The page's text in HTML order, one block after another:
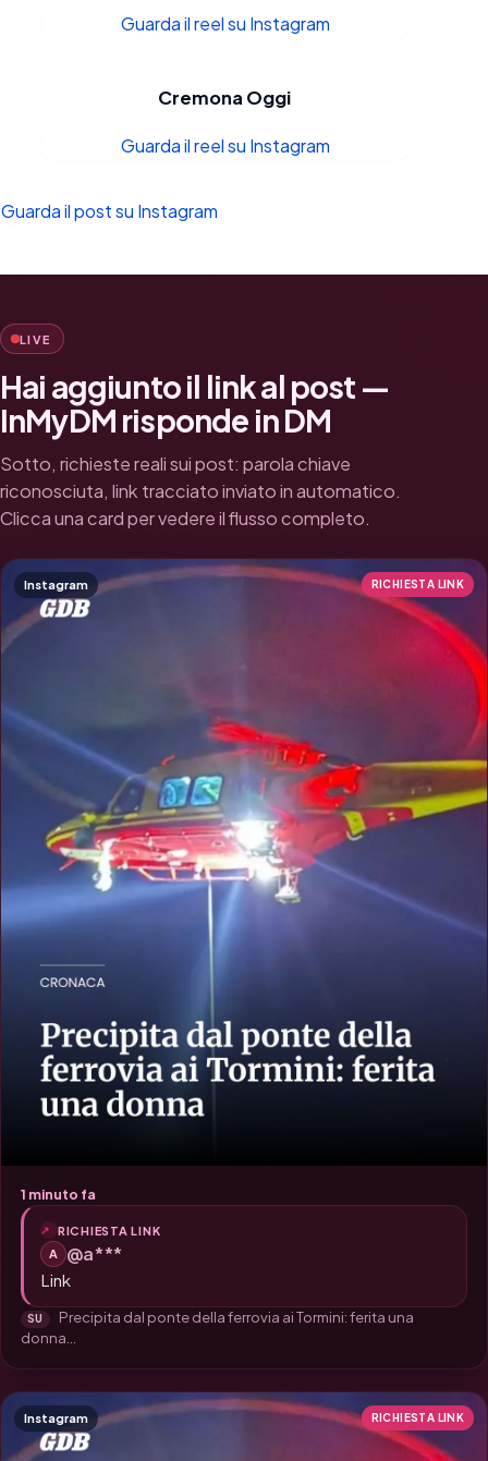
Guarda il reel su Instagram
Cremona Oggi
Guarda il reel su Instagram
Guarda il post su Instagram
LIVE
Hai aggiunto il link al post —
InMyDM risponde in DM
Sotto, richieste reali sui post: parola chiave
riconosciuta, link tracciato inviato in automatico.
Clicca una card per vedere il flusso completo.
Instagram RICHIESTA LINK
1 minuto fa
RICHIESTA LINK
A
@a***
Link
SU
donna...
Instagram RICHIESTA LINK